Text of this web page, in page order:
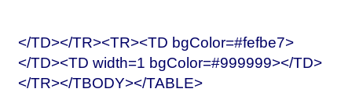
</TD></TR><TR><TD bgColor=#fefbe7>
</TD><TD width=1 bgColor=#999999></TD>
</TR></TBODY></TABLE>